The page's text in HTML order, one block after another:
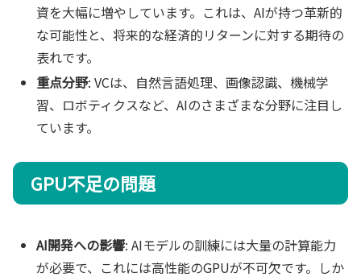
資を大幅に増やしています。これは、AIが持つ革新的
な可能性と、将来的な経済的リターンに対する期待の
表れです。
重点分野: VCは、自然言語処理、画像認識、機械学
習、ロボティクスなど、AIのさまざまな分野に注目し
ています。
GPU不足の問題
AI開発への影響: AIモデルの訓練には大量の計算能力
が必要で、これには高性能のGPUが不可欠です。しか